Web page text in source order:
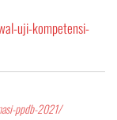
uji-kompetensi-
ppdb-2021/